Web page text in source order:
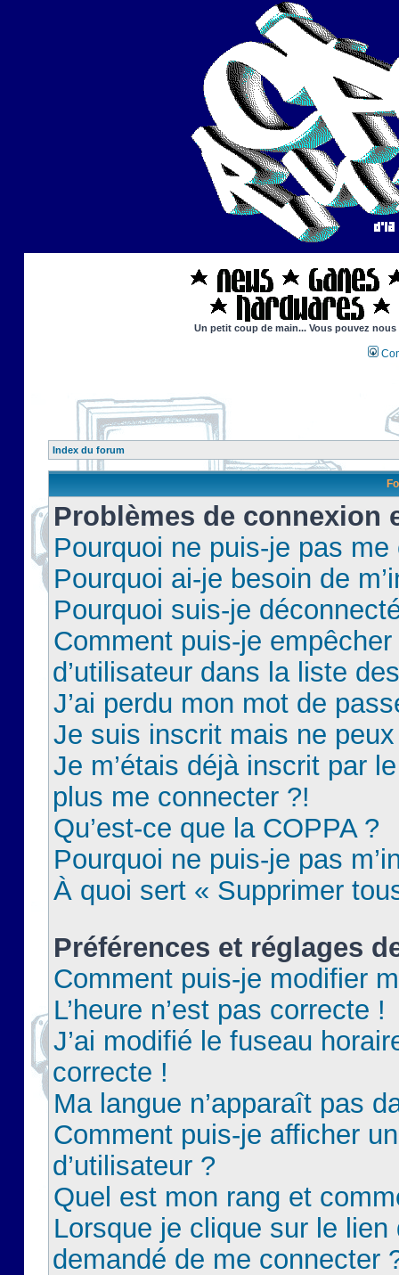
Un petit coup de main... Vous pouvez
Index du forum
Problèmes de connexion
Pourquoi ne puis-je pas
Pourquoi ai-je besoin de
Pourquoi suis-je
Comment puis-je
d’utilisateur dans la liste
J’ai perdu mon mot de
Je suis inscrit mais ne
Je m’étais déjà inscrit par
plus me connecter ?!
Qu’est-ce que la COPPA ?
Pourquoi ne puis-je pas
À quoi sert « Supprimer
Préférences et réglages
Comment puis-je modifier
L’heure n’est pas correcte !
J’ai modifié le fuseau
correcte !
Ma langue n’apparaît pas
Comment puis-je afficher
d’utilisateur ?
Quel est mon rang et
Lorsque je clique sur le lien
demandé de me connecter